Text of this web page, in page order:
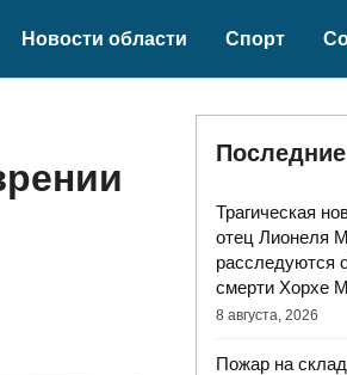
Новости области Спорт
Трагическая
отец Лионеля
расследуются
смерти Хорхе
8 августа, 2026
Пожар на